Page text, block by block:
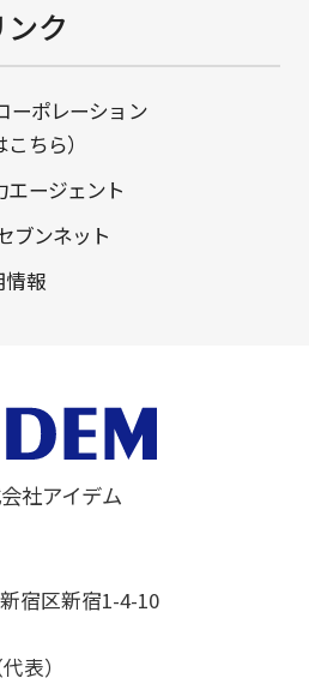
ク
ーポレーション
ちら）
エージェント
ブンネット
情報
社アイデム
宿区新宿1-4-10
表）